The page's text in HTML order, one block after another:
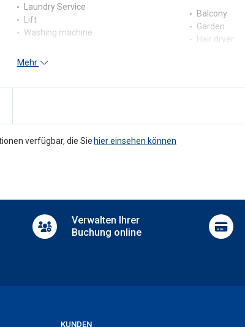
Laundry Service
Lift
Washing machine
Multilingual staff
Nearby parking
Parking
Balcony
Garden
Hair dryer
Picnic area
Mehr
verfügbar, die Sie hier einsehen können
Verwalten Ihrer
Buchung online
KUNDEN